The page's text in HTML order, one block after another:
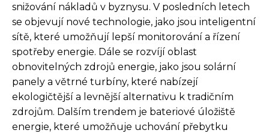
snižování nákladů v byznysu. V posledních letech
se objevují nové technologie, jako jsou inteligentní
sítě, které umožňují lepší monitorování a řízení
spotřeby energie. Dále se rozvíjí oblast
obnovitelných zdrojů energie, jako jsou solární
panely a větrné turbíny, které nabízejí
ekologičtější a levnější alternativu k tradičním
zdrojům. Dalším trendem je bateriové úložiště
energie, které umožňuje uchování přebytku